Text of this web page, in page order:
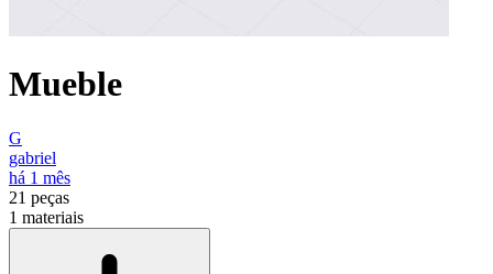
Mueble
G
gabriel
há 1 mês
21 peças
1 materiais